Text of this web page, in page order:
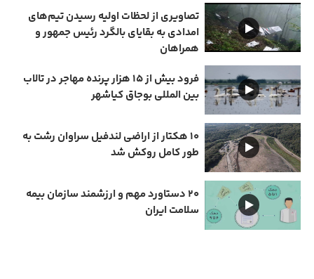
تصاویری از لحظات اولیه رسیدن تیم‌های
امدادی به بقایای بالگرد رئیس جمهور و
همراهان
فرود بیش از ۱۵ هزار پرنده مهاجر در تالاب
بین المللی بوجاق کیاشهر
۱۰ هکتار از اراضی لندفیل سراوان رشت به
طور کامل روکش شد
۲۰ دستاورد مهم و ارزشمند سازمان بیمه
سلامت ایران